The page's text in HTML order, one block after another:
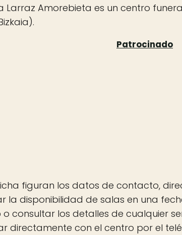
Larraz Amorebieta es un centro
figuran los datos de contacto,
la disponibilidad de salas en una
consultar los detalles de cualquier
directamente con el centro por el